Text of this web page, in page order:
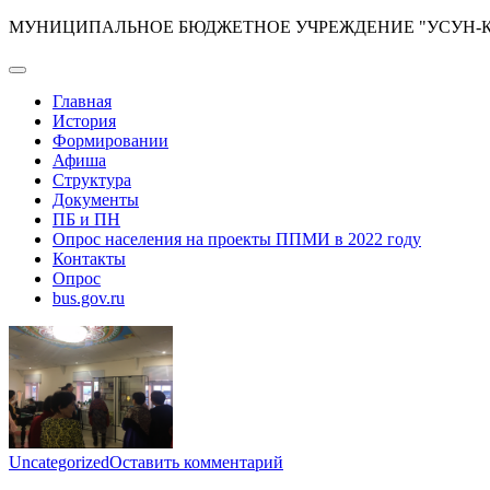
Перейти
содержимому
МУНИЦИПАЛЬНОЕ БЮДЖЕТНОЕ УЧРЕЖДЕНИЕ "УСУН-
Главная
История
Формировании
Афиша
Структура
Документы
ПБ и ПН
Опрос населения на проекты ППМИ в 2022 году
Контакты
Опрос
bus.gov.ru
UncategorizedОставить комментарий